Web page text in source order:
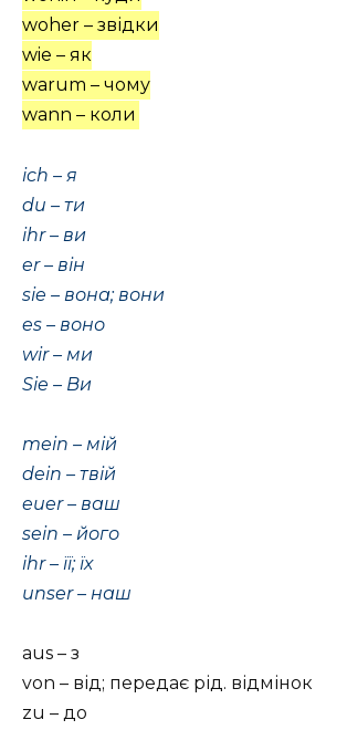
woher – звідки
wie – як
warum – чому
wann – коли
ich – я
du – ти
ihr – ви
er – він
sie – вона; вони
es – воно
wir – ми
Sie – Ви
mein – мій
dein – твій
euer – ваш
sein – його
ihr – її; їх
unser – наш
aus – з
von – від; передає рід. відмінок
zu – до